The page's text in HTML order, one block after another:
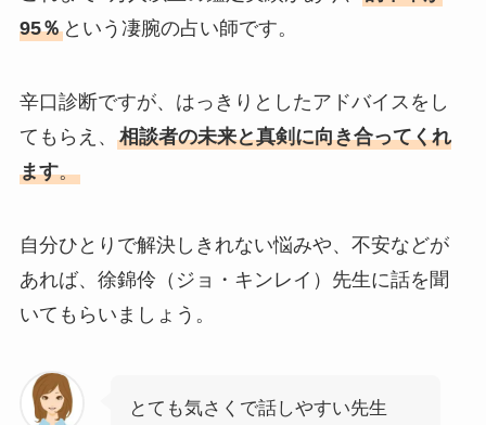
95％という凄腕の占い師です。
辛口診断ですが、はっきりとしたアドバイスをし
てもらえ、 相談者の未来と真剣に向き合ってくれ
ます。
自分ひとりで解決しきれない悩みや、不安などが
あれば、徐錦伶（ジョ・キンレイ）先生に話を聞
いてもらいましょう。
とても気さくで話しやすい先生